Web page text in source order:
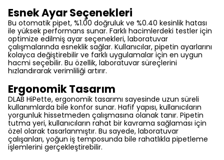
Esnek Ayar Seçenekleri
Bu otomatik pipet, %1.00 doğruluk ve %0.40 kesinlik hatası
ile yüksek performans sunar. Farklı hacimlerdeki testler için
optimize edilmiş ayar seçenekleri, laboratuvar
çalışmalarında esneklik sağlar. Kullanıcılar, pipetin ayarlarını
kolayca değiştirebilir ve farklı uygulamalar için en uygun
hacmi seçebilir. Bu özellik, laboratuvar süreçlerini
hızlandırarak verimliliği artırır.
Ergonomik Tasarım
DLAB HiPette, ergonomik tasarımı sayesinde uzun süreli
kullanımlarda bile konfor sunar. Hafif yapısı, kullanıcıların
yorgunluk hissetmeden çalışmasına olanak tanır. Pipetin
tutma yeri, kullanıcıların rahat bir kavrama sağlaması için
özel olarak tasarlanmıştır. Bu sayede, laboratuvar
çalışanları, yoğun iş temposunda bile rahatlıkla pipetleme
işlemlerini gerçekleştirebilir.